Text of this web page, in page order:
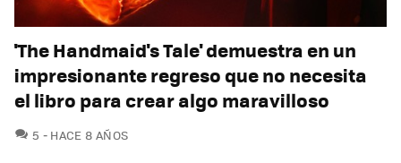
'The Handmaid's Tale' demuestra en un
impresionante regreso que no necesita
el libro para crear algo maravilloso
5 COMENTARIOS
HACE 8 AÑOS